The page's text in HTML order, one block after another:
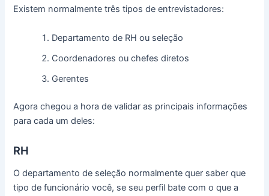
Existem normalmente três tipos de entrevistadores:
Departamento de RH ou seleção
Coordenadores ou chefes diretos
Gerentes
Agora chegou a hora de validar as principais informações
para cada um deles:
RH
O departamento de seleção normalmente quer saber que
tipo de funcionário você, se seu perfil bate com o que a